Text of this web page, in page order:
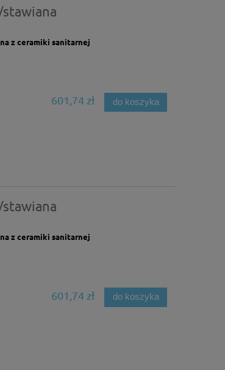
z ceramiki sanitarnej
601,74 zł do koszyka
z ceramiki sanitarnej
601,74 zł do koszyka